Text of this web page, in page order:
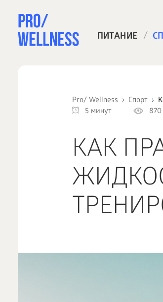
ПИТАНИЕ /
Pro/ Wellness Спорт
5 минут
870
КАК